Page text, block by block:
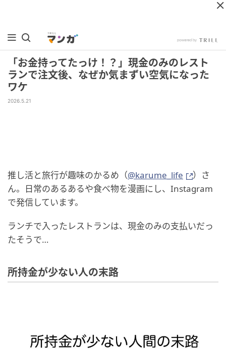
「お金持ってたっけ！？」現金のみのレスト
ランで注文後、なぜか気まずい空気になった
ワケ
2026.5.21
推し活と旅行が趣味のかるめ（@karume_life
）さ
ん。日常のあるあるや食べ物を漫画にし、Instagram
で発信しています。
ランチで入ったレストランは、現金のみの支払いだっ
たそうで…
所持金が少ない人の末路